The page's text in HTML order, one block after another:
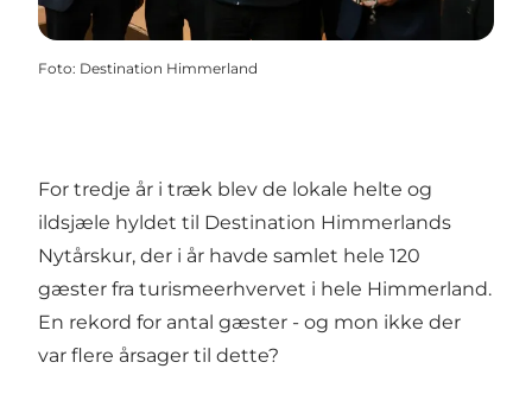
Foto: Destination Himmerland
For tredje år i træk blev de lokale helte og
ildsjæle hyldet til Destination Himmerlands
Nytårskur, der i år havde samlet hele 120
gæster fra turismeerhvervet i hele Himmerland.
En rekord for antal gæster - og mon ikke der
var flere årsager til dette?